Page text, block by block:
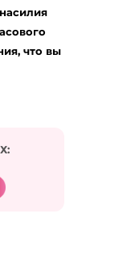
e-mail
что вы